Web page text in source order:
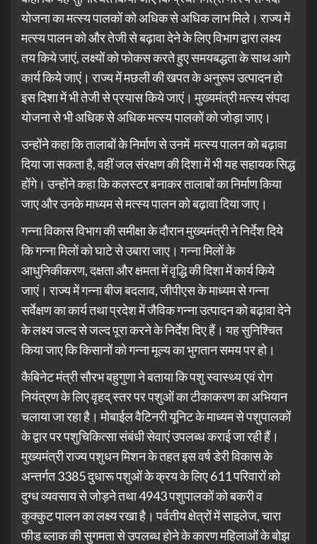
योजना का मत्स्य पालकों को अधिक से अधिक लाभ मिले। राज्य में
मत्स्य पालन को और तेजी से बढ़ावा देने के लिए विभाग द्वारा लक्ष्य
तय किये जाएं, लक्ष्यों को फोकस करते हुए समयबद्धता के साथ आगे
कार्य किये जाएं। राज्य में मछली की खपत के अनुरूप उत्पादन हो
इस दिशा में भी तेजी से प्रयास किये जाएं। मुख्यमंत्री मत्स्य संपदा
योजना से भी अधिक से अधिक मत्स्य पालकों को जोड़ा जाए।
उन्होंने कहा कि तालाबों के निर्माण से उनमें मत्स्य पालन को बढ़ावा
दिया जा सकता है, वहीं जल संरक्षण की दिशा में भी यह सहायक सिद्ध
होंगे। उन्होंने कहा कि कलस्टर बनाकर तालाबों का निर्माण किया
जाए और उनके माध्यम से मत्स्य पालन को बढ़ावा दिया जाए।
गन्ना विकास विभाग की समीक्षा के दौरान मुख्यमंत्री ने निर्देश दिये
कि गन्ना मिलों को घाटे से उबारा जाए। गन्ना मिलों के
आधुनिकीकरण, दक्षता और क्षमता में वृद्धि की दिशा में कार्य किये
जाएं। राज्य में गन्ना बीज बदलाव, जीपीएस के माध्यम से गन्ना
सर्वेक्षण का कार्य तथा प्रदेश में जैविक गन्ना उत्पादन को बढ़ावा देने
के लक्ष्य जल्द से जल्द पूरा करने के निर्देश दिए हैं। यह सुनिश्चित
किया जाए कि किसानों को गन्ना मूल्य का भुगतान समय पर हो।
कैबिनेट मंत्री सौरभ बहुगुणा ने बताया कि पशु स्वास्थ्य एवं रोग
नियंत्रण के लिए वृहद् स्तर पर पशुओं का टीकाकरण का अभियान
चलाया जा रहा है। मोबाईल वैटिनरी यूनिट के माध्यम से पशुपालकों
के द्वार पर पशुचिकित्सा संबंधी सेवाएं उपलब्ध कराई जा रही हैं।
मुख्यमंत्री राज्य पशुधन मिशन के तहत इस वर्ष डेरी विकास के
अन्तर्गत 3385 दुधारू पशुओं के क्रय के लिए 611 परिवारों को
दुग्ध व्यवसाय से जोड़ने तथा 4943 पशुपालकों को बकरी व
कुक्कुट पालन का लक्ष्य रखा है। पर्वतीय क्षेत्रों में साइलेज, चारा
फीड ब्लाक की सुगमता से उपलब्ध होने के कारण महिलाओं के बोझ